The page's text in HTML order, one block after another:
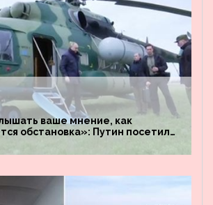
ваше мнение, как
обстановка»: Путин посетил